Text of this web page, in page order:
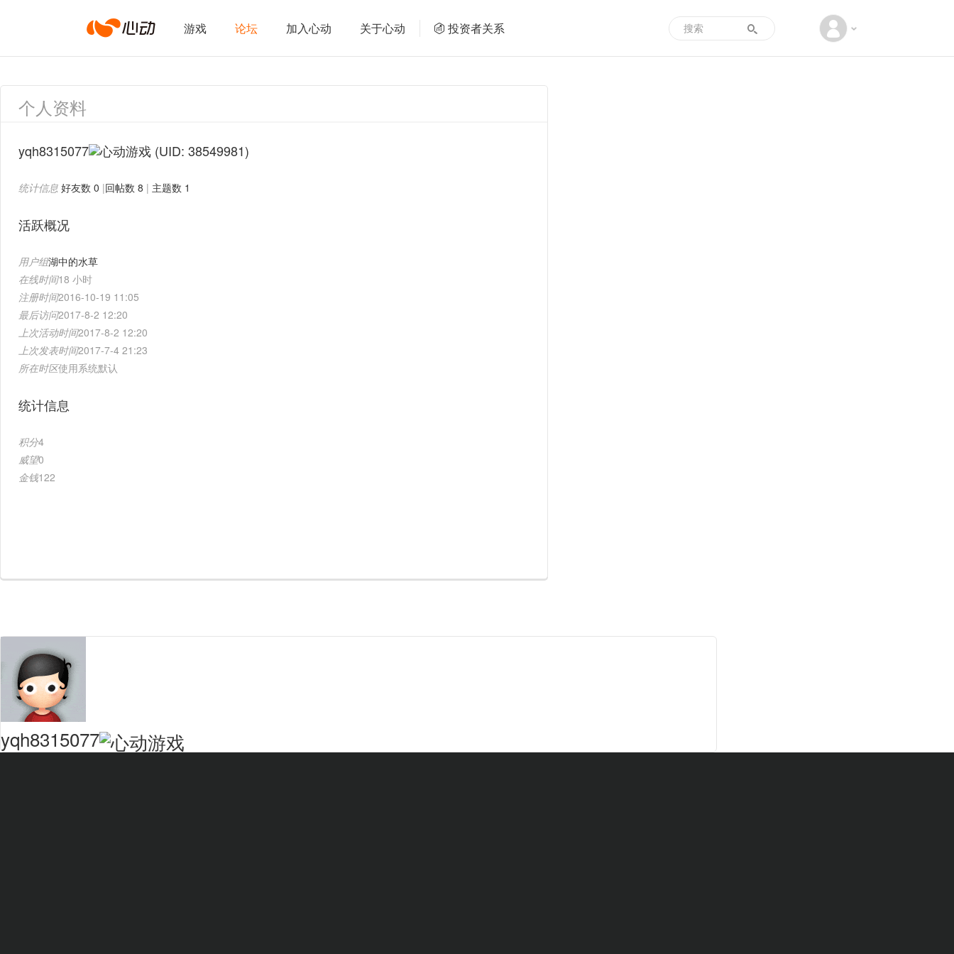
心
动
络
游戏 论坛 加入心动 关于心动 投资者关系
个人资料
yqh8315077 (UID: 38549981)
统计信息 好友数 0 |回帖数 8 | 主题数 1
活跃概况
用户组湖中的水草
在线时间18 小时
注册时间2016-10-19 11:05
最后访问2017-8-2 12:20
上次活动时间2017-8-2 12:20
上次发表时间2017-7-4 21:23
所在时区使用系统默认
统计信息
积分4
威望0
金钱122
yqh8315077